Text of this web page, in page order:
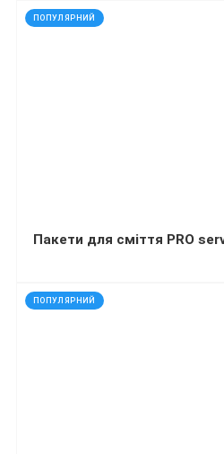
ПОПУЛЯРНИЙ
код: 14030
ПОПУЛЯРНИЙ
код: 927672